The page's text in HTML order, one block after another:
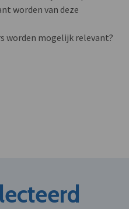
worden van deze
worden mogelijk relevant?